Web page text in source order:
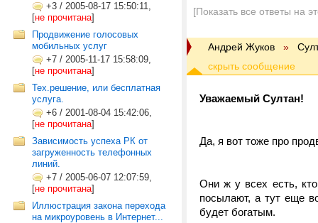
+3 / 2005-08-17 15:50:11,
[не прочитана]
Продвижение голосовых
мобильных услуг
+7 / 2005-11-17 15:58:09,
[не прочитана]
Тех.решение, или бесплатная
услуга.
+6 / 2001-08-04 15:42:06,
[не прочитана]
Зависимость успеха РК от
загруженность телефонных
линий.
+7 / 2005-06-07 12:07:59,
[не прочитана]
Иллюстрация закона перехода
на микроуровень в Интернет...
[Показать все ответы на
Андрей Жуков »
Уважаемый Султан!
Да, я вот тоже про
Они ж у всех есть,
посылают, а тут еще
будет богатым.